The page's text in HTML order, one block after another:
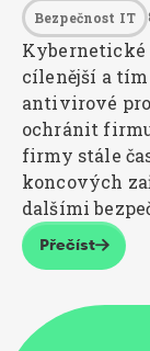
Bezpečnost IT
Kybernetické
cílenější a
antivirové
ochránit
firmy stále
koncových
dalšími
Přečíst